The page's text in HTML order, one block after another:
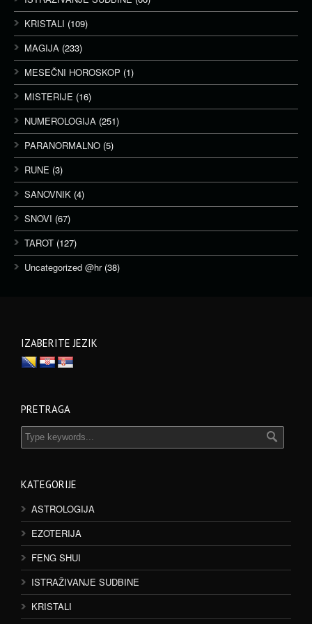
KRISTALI (109)
MAGIJA (233)
MESEČNI HOROSKOP (1)
MISTERIJE (16)
NUMEROLOGIJA (251)
PARANORMALNO (5)
RUNE (3)
SANOVNIK (4)
SNOVI (67)
TAROT (127)
Uncategorized @hr(38)
IZABERITE JEZIK
PRETRAGA
KATEGORIJE
ASTROLOGIJA
EZOTERIJA
FENG SHUI
ISTRAŽIVANJE SUDBINE
KRISTALI